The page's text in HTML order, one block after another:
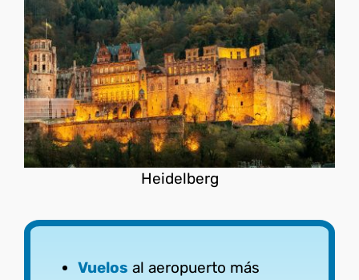
Heidelberg
Vuelos al aeropuerto más